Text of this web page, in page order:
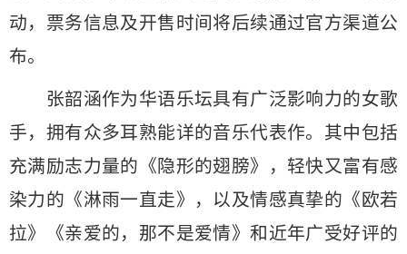
动，票务信息及开售时间将后续通过官方渠道公
布。
张韶涵作为华语乐坛具有广泛影响力的女歌
手，拥有众多耳熟能详的音乐代表作。其中包括
充满励志力量的《隐形的翅膀》，轻快又富有感
染力的《淋雨一直走》，以及情感真挚的《欧若
拉》《亲爱的，那不是爱情》和近年广受好评的